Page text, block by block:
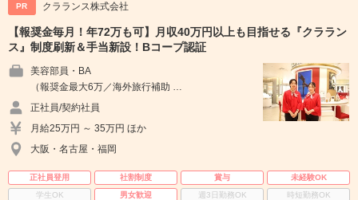
PR クラランス株式会社
【報奨金毎月！年72万も可】月収40万円以上も目指せる『クララン
ス』制度刷新＆手当新設！Bコープ認証
美容部員・BA
（報奨金最大6万／海外旅行補助 …
正社員/契約社員
月給25万円 ～ 35万円 ほか
大阪・名古屋・福岡
正社員登用 社割制度 賞与
未経験OK
学生OK
男女歓迎 週3日勤務OK
時短勤務OK